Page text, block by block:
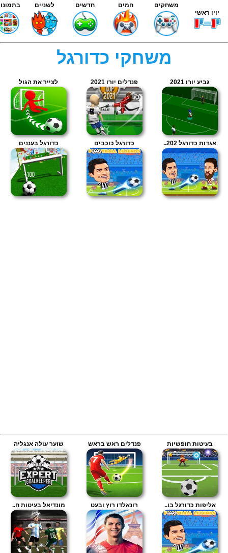
יויו ראשי
משחקים חמים חדשים לשניים
משחקי כדורגל
גביע יורו 2021 פנדלים יורו 2021 לצייר את הגול
אגדות כדורגל 202.. כדורגל כוכבים כדורגל בעננים
בעיטות חופשיות פנדלים ראש בראש שוער עולה אנגליה
אליפות כדורגל בו.. רונאלדו רוץ ובעט מונדיאל בעיטות ח..